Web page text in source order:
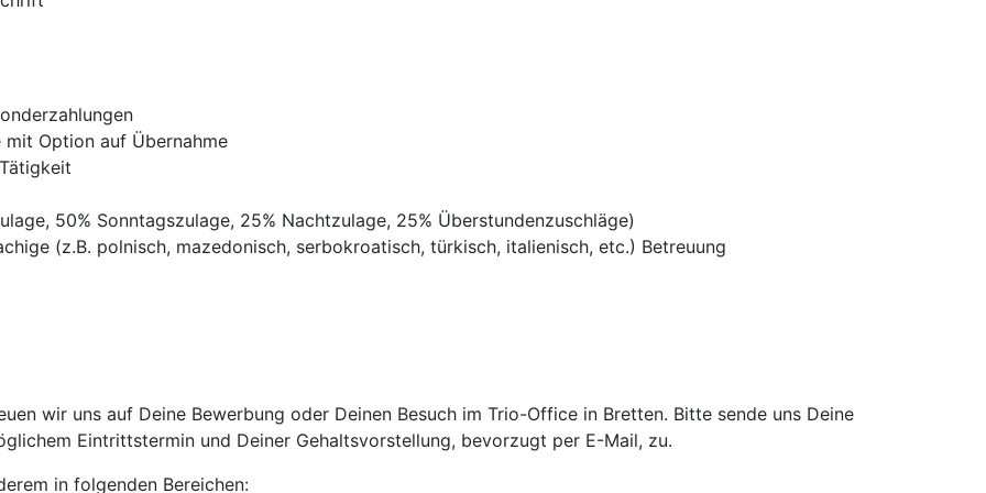
Option auf Übernahme
50% Sonntagszulage, 25% Nachtzulage, 25% Überstundenzuschläge)
(z.B. polnisch, mazedonisch, serbokroatisch, türkisch, italienisch, etc.) Betreuung
wir uns auf Deine Bewerbung oder Deinen Besuch im Trio-Office in Bretten. Bitte sende uns Deine
Eintrittstermin und Deiner Gehaltsvorstellung, bevorzugt per E-Mail, zu.
in folgenden Bereichen: